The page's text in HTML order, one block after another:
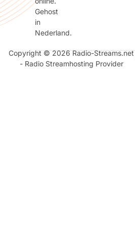
Gehost
in
Nederland.
Copyright © 2026 Radio-Streams.net
- Radio Streamhosting Provider